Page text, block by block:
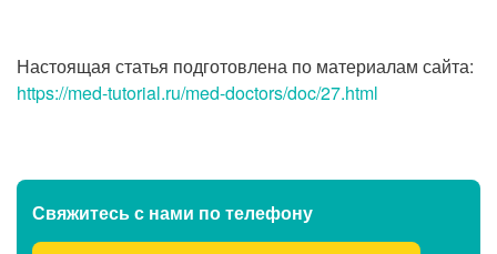
Настоящая статья подготовлена по материалам сайта:
https://med-tutorial.ru/med-doctors/doc/27.html
Свяжитесь с нами по телефону